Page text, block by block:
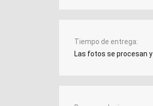
Tiempo de entrega
Las fotos se procesan